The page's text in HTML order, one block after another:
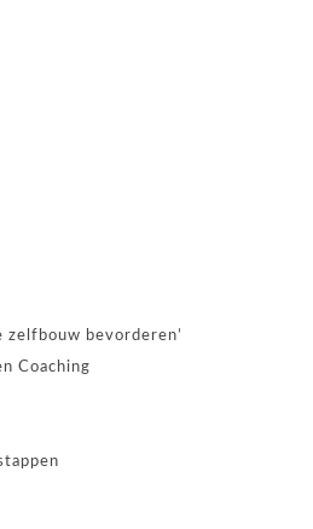
zelfbouw bevorderen’
Coaching